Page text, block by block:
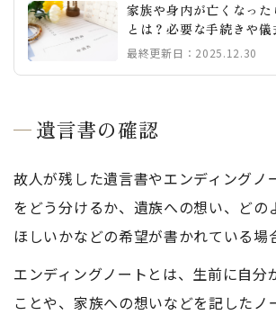
家族や身内が亡くなった
とは？必要な手続きや
すく解説
最終更新日：2025.12.30
遺言書の確認
故人が残した遺言書やエンディングノ
をどう分けるか、遺族への想い、どの
ほしいかなどの希望が書かれている場
エンディングノートとは、生前に自分
ことや、家族への想いなどを記したノ